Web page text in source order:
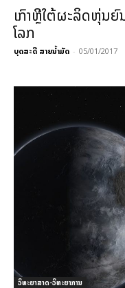
ເກົາຫຼີໃຕ້ຜະລິດຫຸ່ນ
ໂລກ
ບຸດສະດີ ສາຍນ້ຳມັດ - 05/01/2017
ວິທະຍາສາດ-ວິທະຍາການ